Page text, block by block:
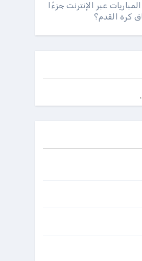
عبر الإنترنت جزءًا
كرة القدم؟